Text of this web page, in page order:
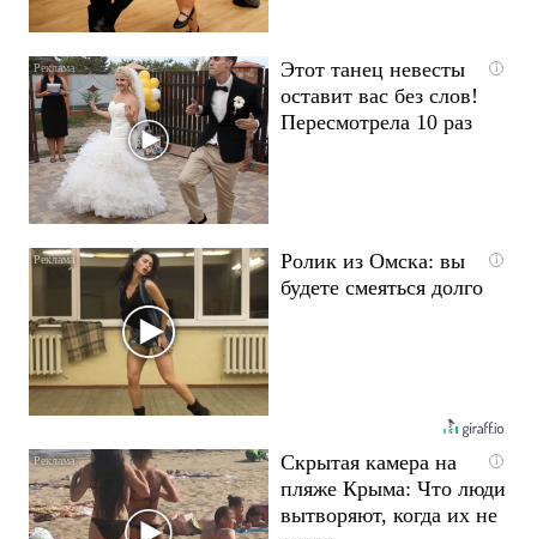
i
Этот танец невесты
оставит вас без слов!
Пересмотрела 10 раз
i
Ролик из Омска: вы
будете смеяться долго
i
Скрытая камера на
пляже Крыма: Что люди
вытворяют, когда их не